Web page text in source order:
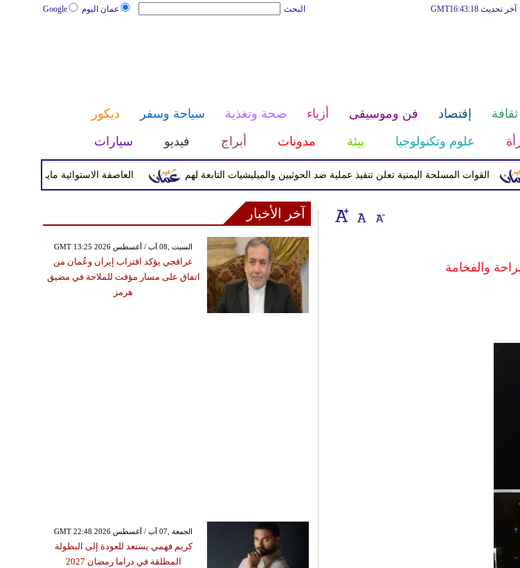
عمان اليوم Google البحث آخر تحديث GMT16:43:18
ثقافة إقتصاد فن وموسيقى أزياء صحة وتغذية سياحة وسفر
ديكور
علوم وتكنولوجيا بيئة مدونات أبراج فيديو سيارات
العاصفة الاستوائية مايماي تضرب القوات المسلحة اليمنية تعلن تنفيذ عملية ضد الحوثيين والميليشيات التابعة لهم
والفخامة
آخر الأخبار
GMT 13:25 2026 السبت ,08 آب / أغسطس
عراقجي يؤكد اقتراب إيران وعُمان من
اتفاق على مسار مؤقت للملاحة في مضيق
هرمز
GMT 22:48 2026 الجمعة ,07 آب / أغسطس
كريم فهمي يستعد للعودة إلى البطولة
المطلقة في دراما رمضان 2027